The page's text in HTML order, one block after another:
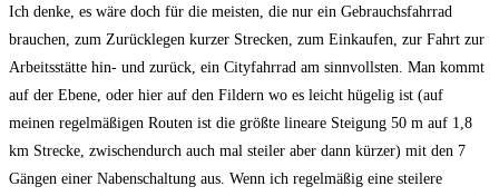
Ich denke, es wäre doch für die meisten, die nur ein Gebrauchsfahrrad
brauchen, zum Zurücklegen kurzer Strecken, zum Einkaufen, zur Fahrt zur
Arbeitsstätte hin- und zurück, ein Cityfahrrad am sinnvollsten. Man kommt
auf der Ebene, oder hier auf den Fildern wo es leicht hügelig ist (auf
meinen regelmäßigen Routen ist die größte lineare Steigung 50 m auf 1,8
km Strecke, zwischendurch auch mal steiler aber dann kürzer) mit den 7
Gängen einer Nabenschaltung aus. Wenn ich regelmäßig eine steilere